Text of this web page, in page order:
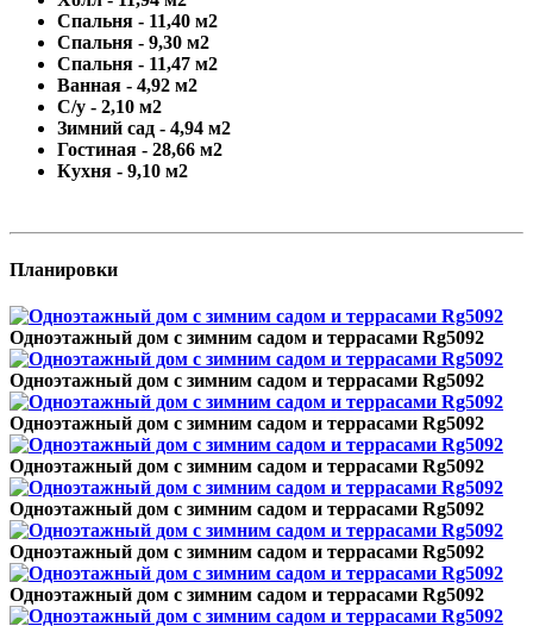
Спальня - 11,40 м2
Спальня - 9,30 м2
Спальня - 11,47 м2
Ванная - 4,92 м2
С/у - 2,10 м2
Зимний сад - 4,94 м2
Гостиная - 28,66 м2
Кухня - 9,10 м2
Планировки
Одноэтажный дом с зимним садом и террасами Rg5092
Одноэтажный дом с зимним садом и террасами Rg5092
Одноэтажный дом с зимним садом и террасами Rg5092
Одноэтажный дом с зимним садом и террасами Rg5092
Одноэтажный дом с зимним садом и террасами Rg5092
Одноэтажный дом с зимним садом и террасами Rg5092
Одноэтажный дом с зимним садом и террасами Rg5092